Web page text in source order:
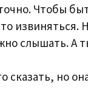
Чтобы
извиняться.
слышать. А
сказать, но